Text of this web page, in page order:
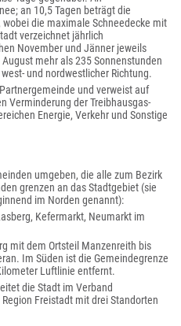
an 10,5 Tagen beträgt die
die maximale Schneedecke mit
verzeichnet jährlich
November und Jänner jeweils
mehr als 235 Sonnenstunden
und nordwestlicher Richtung.
und verweist auf
Verminderung der Treibhausgas-
Energie, Verkehr und Sonstige
umgeben, die alle zum Bezirk
grenzen an das Stadtgebiet (sie
im Norden genannt):
Kefermarkt, Neumarkt im
mit dem Ortsteil Manzenreith bis
Im Süden ist die Gemeindegrenze
Luftlinie entfernt.
die Stadt im Verband
Freistadt mit drei Standorten